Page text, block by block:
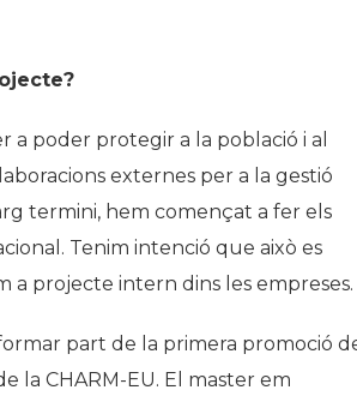
poder protegir a la població i al
externes per a la gestió
termini, hem començat a fer els
Tenim intenció que això es
a projecte intern dins les empreses.
part de la primera promoció
la CHARM-EU. El master em